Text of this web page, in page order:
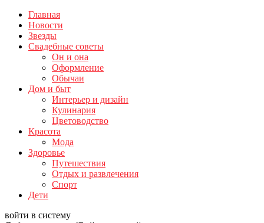
Главная
Новости
Звезды
Свадебные советы
Он и она
Оформление
Обычаи
Дом и быт
Интерьер и дизайн
Кулинария
Цветоводство
Красота
Мода
Здоровье
Путешествия
Отдых и развлечения
Спорт
Дети
войти в систему